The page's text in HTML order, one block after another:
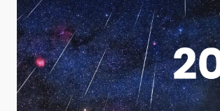
la
navegación